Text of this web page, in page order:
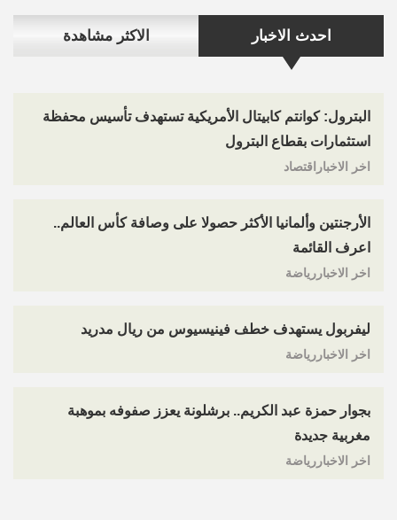
احدث الاخبار الاكثر مشاهدة
البترول: كوانتم كابيتال الأمريكية تستهدف تأسيس محفظة
استثمارات بقطاع البترول
اخر الاخباراقتصاد
الأرجنتين وألمانيا الأكثر حصولا على وصافة كأس العالم..
اعرف القائمة
اخر الاخباررياضة
ليفربول يستهدف خطف فينيسيوس من ريال مدريد
اخر الاخباررياضة
بجوار حمزة عبد الكريم.. برشلونة يعزز صفوفه بموهبة
مغربية جديدة
اخر الاخباررياضة